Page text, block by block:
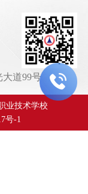
道99号
业技术学校
号-1
